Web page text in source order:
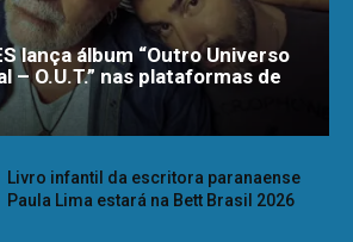
lança álbum “Outro Universo
– O.U.T.” nas plataformas de
Livro infantil da escritora paranaense
Paula Lima estará na Bett Brasil 2026